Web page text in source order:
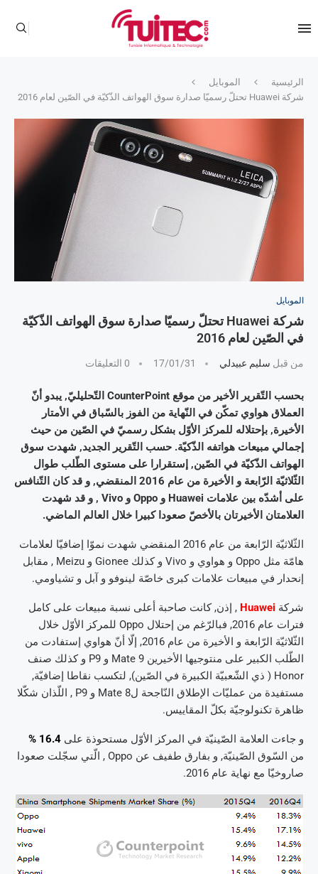
الرئيسية
الموبايل
شركة Huawei تحتلّ رسميّا صدارة سوق الهواتف الذّكيّة في الصّين لعام 2016
الموبايل
شركة Huawei تحتلّ رسميّا صدارة سوق الهواتف الذّكيّة
في الصّين لعام 2016
من قبل سليم عبيدلي 17/01/31 0 التعليقات
بحسب التّقرير الأخير من موقع CounterPoint التّحليليّ, يبدو أنّ
العملاق هواوي تمكّن في النّهاية من الفوز بالسّباق في الأمتار
الأخيرة, بإحتلاله للمركز الأوّل بشكل رسميّ في الصّين من حيث
إجمالي مبيعات هواتفه الذّكيّة. حسب التّقرير الجديد, شهدت سوق
الهواتف الذّكيّة في الصّين, إستقرارا على مستوى الطّلب طوال
الثّلاثيّة الرّابعة و الأخيرة من عام 2016 المنقضي, و قد كان التّنافس
على أشدّه بين علامات Huawei و Oppo و Vivo , و قد شهدت
العلامتان الأخيرتان بالأخصّ صعودا كبيرا خلال العالم الماضي.
الثّلاثيّة الرّابعة من عام 2016 المنقضي شهدت نموّا إضافيّا لعلامات
هامّة مثل Oppo و هواوي و Vivo و كذلك Gionee و Meizu , مقابل
إنحدار في مبيعات علامات كبرى خاصّة لينوفو و آبل و تشياومي.
شركة
, إذن, كانت صاحبة أعلى نسبة مبيعات على كامل
فترات عام 2016, فبالرّغم من إحتلال Oppo للمركز الأوّل خلال
الثّلاثيّة الرّابعة و الأخيرة من عام 2016, إلّا أنّ هواوي إستفادت من
الطّلب الكبير على منتوجيها الأخيرين Mate 9 و P9 و كذلك صنف
Honor ( ذي الشّعبيّة الكبيرة في الصّين), لتكسب نقاطا إضافيّة,
مستفيدة من عمليّات الإطلاق النّاجحة لMate 8 و P9 , اللّذان شكّلا
ظاهرة تكنولوجيّة بكلّ المقاييس.
و جاءت العلامة الصّينيّة في المركز الأوّل مستحوذة على
من السّوق الصّينيّة, و بفارق طفيف عن Oppo , الّتي سجّلت صعودا
صاروخيّا مع نهاية عام 2016.